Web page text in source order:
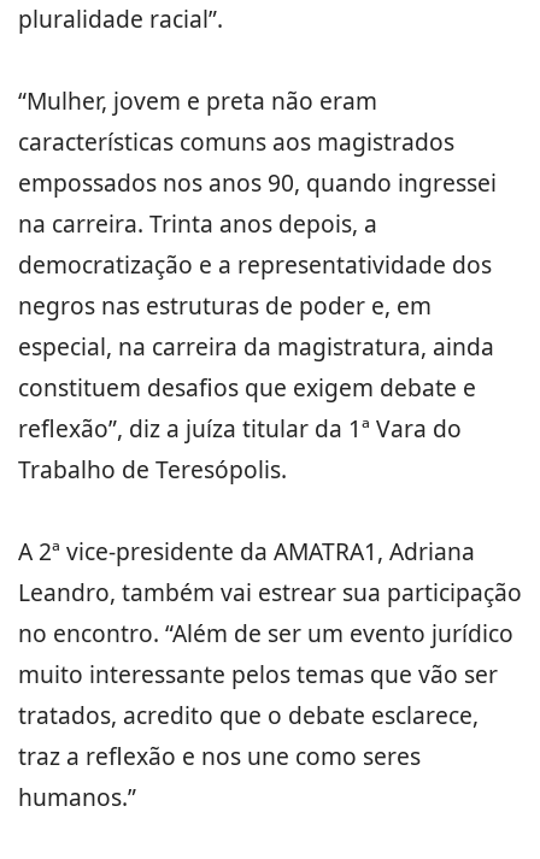
pluralidade racial”.
“Mulher, jovem e preta não eram
características comuns aos magistrados
empossados nos anos 90, quando ingressei
na carreira. Trinta anos depois, a
democratização e a representatividade dos
negros nas estruturas de poder e, em
especial, na carreira da magistratura, ainda
constituem desafios que exigem debate e
reflexão”, diz a juíza titular da 1ª Vara do
Trabalho de Teresópolis.
A 2ª vice-presidente da AMATRA1, Adriana
Leandro, também vai estrear sua participação
no encontro. “Além de ser um evento jurídico
muito interessante pelos temas que vão ser
tratados, acredito que o debate esclarece,
traz a reflexão e nos une como seres
humanos.”